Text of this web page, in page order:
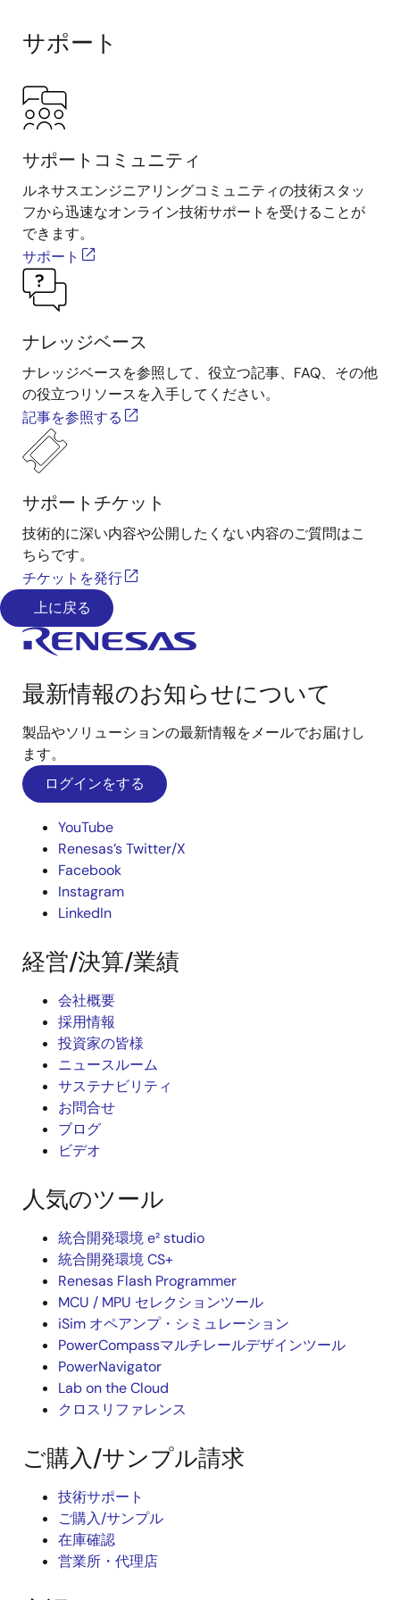
logic needs, these solutions enable quick integration
possibilities through advanced power‑management
structures.
サポート
サポートコミュニティ
ルネサスエンジニアリングコミュニティの技術スタッ
フから迅速なオンライン技術サポートを受けることが
できます。
サポート
ナレッジベース
ナレッジベースを参照して、役立つ記事、FAQ、その他
の役立つリソースを入手してください。
記事を参照する
サポートチケット
技術的に深い内容や公開したくない内容のご質問はこ
ちらです。
チケットを発行
上に戻る
最新情報のお知らせについて
製品やソリューションの最新情報をメールでお届けし
ます。
ログインをする
YouTube
Renesas’s Twitter/X
Facebook
Instagram
LinkedIn
経営/決算/業績
会社概要
採用情報
投資家の皆様
ニュースルーム
サステナビリティ
お問合せ
ブログ
ビデオ
人気のツール
統合開発環境 e² studio
統合開発環境 CS+
Renesas Flash Programmer
MCU / MPU セレクションツール
iSim オペアンプ・シミュレーション
PowerCompassマルチレールデザインツール
PowerNavigator
Lab on the Cloud
クロスリファレンス
ご購入/サンプル請求
技術サポート
ご購入/サンプル
在庫確認
営業所・代理店